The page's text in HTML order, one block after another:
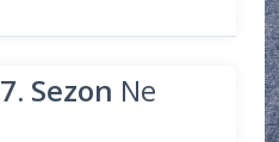
7. Sezon Ne